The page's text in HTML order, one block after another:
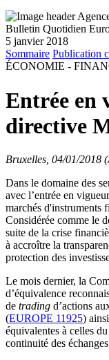
Bulletin Quotidien
5 janvier 2018
Sommaire Publication
ÉCONOMIE -
Entrée en
directive
Bruxelles, 04/01/2018
Dans le domaine des
avec l’entrée en
marchés
Considérée comme le
suite de la crise
à accroître la
protection des
Le mois dernier, la
d’équivalence
de trading d’actions
(EUROPE 11925)
équivalentes à celles
continuité des